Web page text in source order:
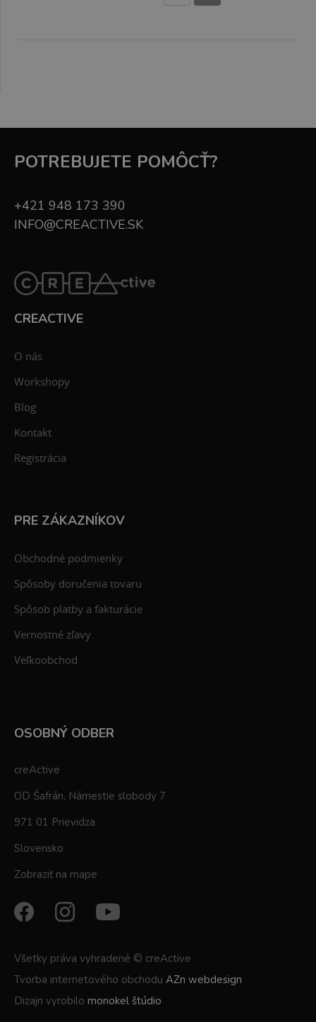
POTREBUJETE POMÔCŤ?
+421 948 173 390
INFO@CREACTIVE.SK
CREACTIVE
O nás
Workshopy
Blog
Kontakt
Registrácia
PRE ZÁKAZNÍKOV
Obchodné podmienky
Spôsoby doručenia tovaru
Spôsob platby a fakturácie
Vernostné zľavy
Veľkoobchod
OSOBNÝ ODBER
creActive
OD Šafrán, Námestie slobody 7
971 01 Prievidza
Slovensko
Zobraziť na mape
Všetky práva vyhradené © creActive
Tvorba internetového obchodu AZn webdesign
Dizajn vyrobilo monokel štúdio